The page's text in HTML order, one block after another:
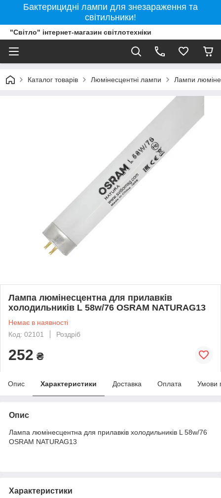
Бактерицидні лампи для знезараження та
світильники!
"Світло" інтернет-магазин світлотехніки
Каталог товарів Люмінесцентні лампи Лампи
Лампа люмінесцентна для прилавків
холодильників L 58w/76 OSRAM NATURAG13
Немає в наявності
Код: 02101
Роздріб
252 ₴
Опис Характеристики Доставка Оплата Умови
Опис
Лампа люмінесцентна для прилавків холодильників L 58w/76
OSRAM NATURAG13
Характеристики